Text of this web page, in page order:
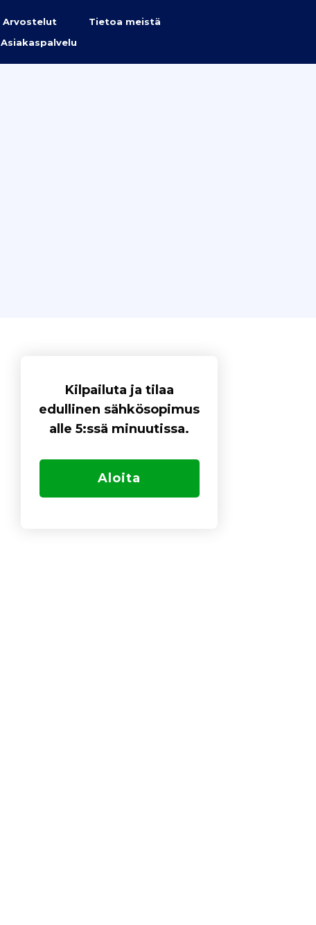
Arvostelut
Tietoa meistä
Asiakaspalvelu
Kilpailuta ja tilaa
edullinen sähkösopimus
alle 5:ssä minuutissa.
Aloita